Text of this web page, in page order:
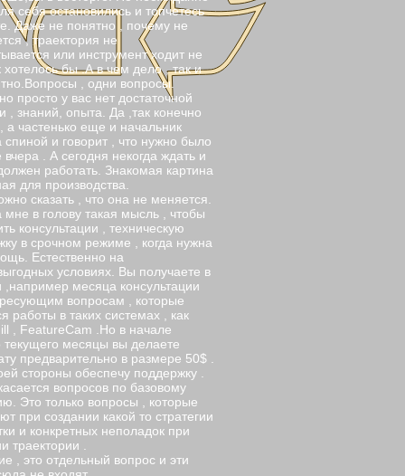
себя остановились и топчетесь
Даже не понятно , почему не
, траектория не
или инструмент ходит не
хотелось бы .А в чем дело , так и
, одни вопросы.
просто у вас нет достаточной
, знаний, опыта. Да ,так конечно
а частенько еще и начальник
спиной и говорит , что нужно было
. А сегодня некогда ждать и
работать. Знакомая картина
для производства.
сказать , что она не меняется.
в голову такая мысль , чтобы
консультации , техническую
в срочном режиме , когда нужна
Естественно на
условиях. Вы получаете в
,например месяца консультации
вопросам , которые
работы в таких системах , как
, FeatureCam .Но в начале
текущего месяцы вы делаете
предварительно в размере 50$ .
стороны обеспечу поддержку .
вопросов по базовому
Это только вопросы , которые
при создании какой то стратегии
и конкретных неполадок при
траектории .
, это отдельный вопрос и эти